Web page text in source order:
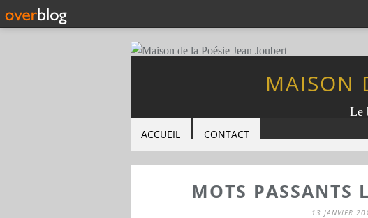
MAISON
Le
ACCUEIL CONTACT
MOTS PASSANTS
13 JANVIER